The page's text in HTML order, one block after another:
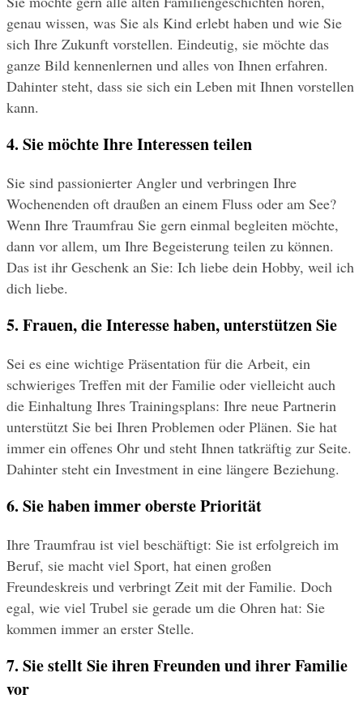
genau wissen, was Sie als Kind erlebt haben und wie Sie
sich Ihre Zukunft vorstellen. Eindeutig, sie möchte das
ganze Bild kennenlernen und alles von Ihnen erfahren.
Dahinter steht, dass sie sich ein Leben mit Ihnen vorstellen
kann.
4. Sie möchte Ihre Interessen teilen
Sie sind passionierter Angler und verbringen Ihre
Wochenenden oft draußen an einem Fluss oder am See?
Wenn Ihre Traumfrau Sie gern einmal begleiten möchte,
dann vor allem, um Ihre Begeisterung teilen zu können.
Das ist ihr Geschenk an Sie: Ich liebe dein Hobby, weil ich
dich liebe.
5. Frauen, die Interesse haben, unterstützen Sie
Sei es eine wichtige Präsentation für die Arbeit, ein
schwieriges Treffen mit der Familie oder vielleicht auch
die Einhaltung Ihres Trainingsplans: Ihre neue Partnerin
unterstützt Sie bei Ihren Problemen oder Plänen. Sie hat
immer ein offenes Ohr und steht Ihnen tatkräftig zur Seite.
Dahinter steht ein Investment in eine längere Beziehung.
6. Sie haben immer oberste Priorität
Ihre Traumfrau ist viel beschäftigt: Sie ist erfolgreich im
Beruf, sie macht viel Sport, hat einen großen
Freundeskreis und verbringt Zeit mit der Familie. Doch
egal, wie viel Trubel sie gerade um die Ohren hat: Sie
kommen immer an erster Stelle.
7. Sie stellt Sie ihren Freunden und ihrer Familie
vor